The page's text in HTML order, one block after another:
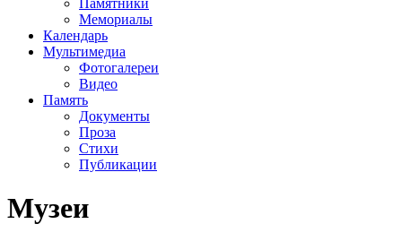
Памятники
Мемориалы
Календарь
Мультимедиа
Фотогалереи
Видео
Память
Документы
Проза
Стихи
Публикации
Музеи